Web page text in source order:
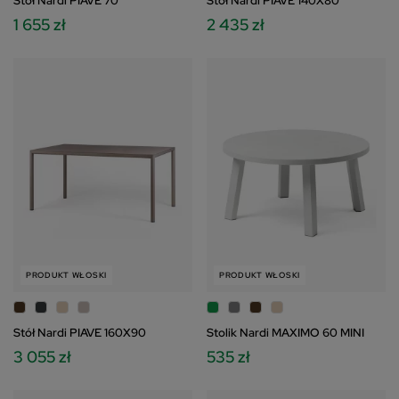
1 655 zł 2 435 zł
PRODUKT WŁOSKI
Stół Nardi PIAVE 160X90
3 055 zł
PRODUKT WŁOSKI
Stolik Nardi MAXIMO 60 MINI
535 zł